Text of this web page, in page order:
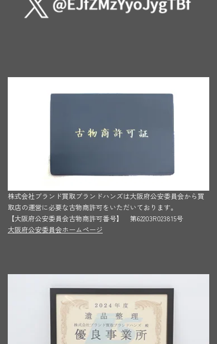
株式会社ブランド買取ブランドハンズは大阪府公安委員会から買
取店の運営に必要な古物商許可をいただいております。
【大阪府公安委員会古物商許可番号】 第62203R023815号
大阪府公安委員会ホームページ